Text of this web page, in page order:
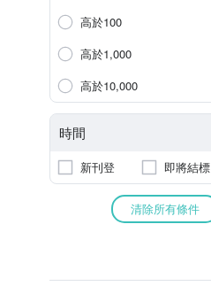
高於100
高於1,000
高於10,000
時間
新刊登 即將結標
清除所有條件